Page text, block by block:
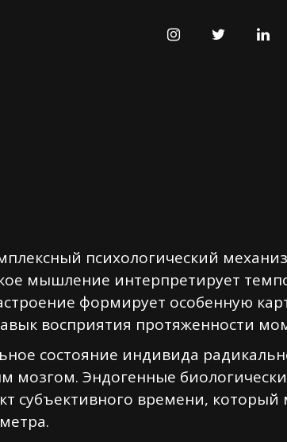
INSTAGRAMTWITTER
психологический
мышление интерпретирует
формирует особенную
восприятия протяженности
состояние индивида
мозгом. Эндогенные
субъективного времени, который